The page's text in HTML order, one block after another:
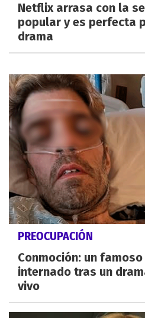
Netflix arrasa con la
popular y es perfecta
drama
PREOCUPACIÓN
Conmoción: un
internado tras un
vivo